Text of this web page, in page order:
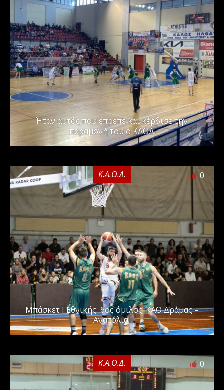
Ήταν αυτός που έπρεπε και κέρδισε την
παραμονή του ο ΚΑΟΔ
Κ.Α.Ο.Δ. 0
Μπάσκετ Γ΄Εθνικής 6ος όμιλος: ΚΑΟ Δράμας –
Ανατόλια
Κ.Α.Ο.Δ. 0